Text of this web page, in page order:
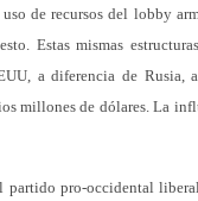
de recursos del lobby
Estas mismas
a diferencia de Rusia,
millones de dólares. La
partido pro-occidental